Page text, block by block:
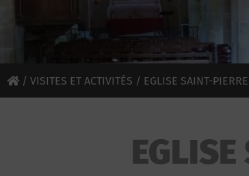
/ VISITES ET ACTIVITÉS / EGLISE SAINT-PIERRE